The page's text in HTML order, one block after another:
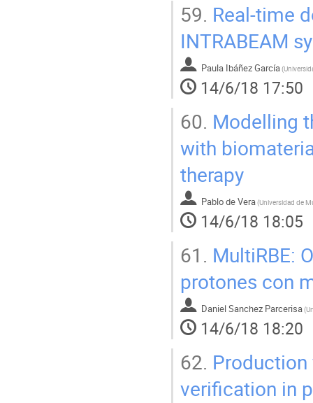
59. Real-time
INTRABEAM
Paula Ibáñez García(
14/6/18 17:50
60. Modelling
with
therapy
Pablo de Vera(Universidad de
14/6/18 18:05
61. MultiRBE:
protones con
Daniel Sanchez Parcerisa(
14/6/18 18:20
62.
verification in